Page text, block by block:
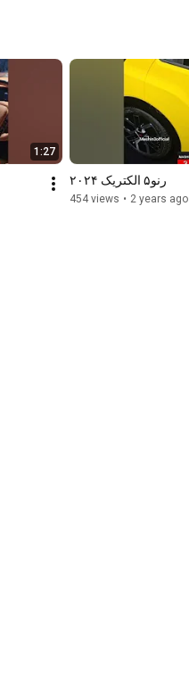
1:27
رنو۵ الکتریک ۲۰۲۴
454 views • 2 years ago